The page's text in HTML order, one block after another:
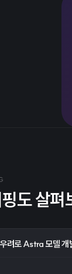
도 살펴
려로 Astra 모델 개